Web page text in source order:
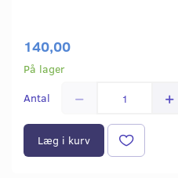
140,00
På lager
Antal
Læg i kurv